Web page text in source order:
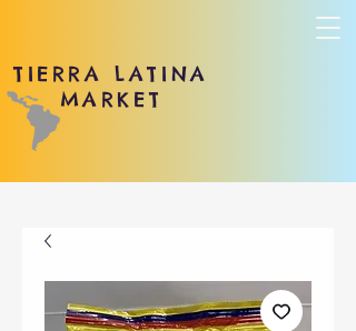
TIERRA LATINA
MARKET